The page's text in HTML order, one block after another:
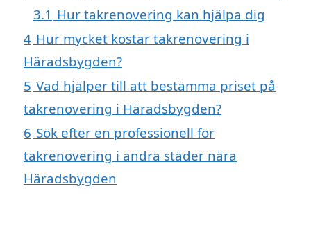
3.1 Hur takrenovering kan hjälpa dig
4 Hur mycket kostar takrenovering i
Häradsbygden?
5 Vad hjälper till att bestämma priset på
takrenovering i Häradsbygden?
6 Sök efter en professionell för
takrenovering i andra städer nära
Häradsbygden